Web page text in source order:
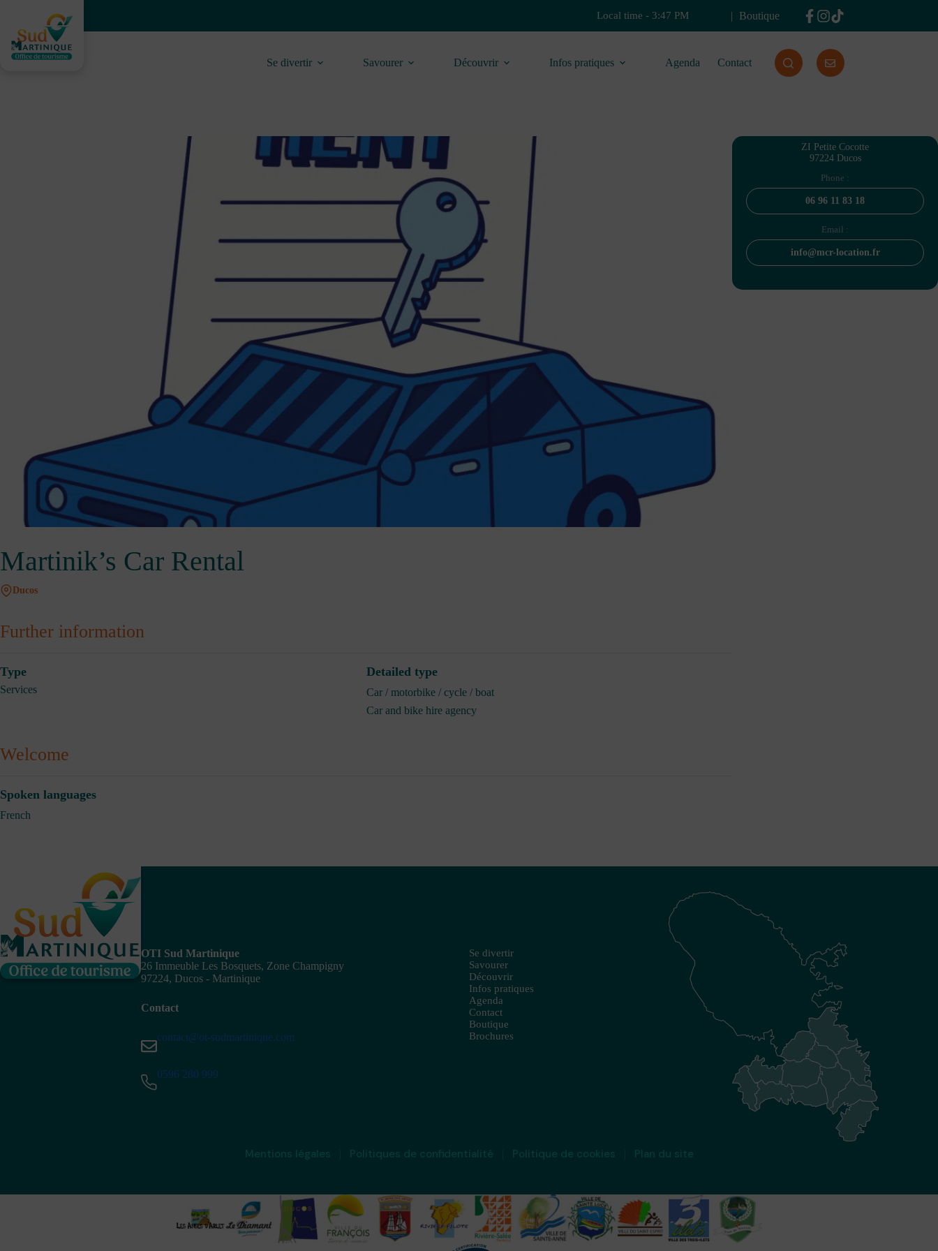
content
Local time - 3:47 PM Boutique
Se divertir Savourer Découvrir Infos pratiques Agenda Contact
Martinik’s Car Rental
Ducos
Further information
Type
Services
Detailed type
Car / motorbike / cycle / boat
Car and bike hire agency
Welcome
Spoken languages
French
ZI Petite Cocotte
97224 Ducos
Phone :
06 96 11 83 18
Email :
info@mcr-location.fr
OTI Sud Martinique
26 Immeuble Les Bosquets, Zone Champigny
97224, Ducos - Martinique
Contact
contact@ot-sudmartinique.com
0596 280 999
Se divertir
Savourer
Découvrir
Infos pratiques
Agenda
Contact
Boutique
Brochures
Mentions légales Politiques de confidentialité Politique de cookies Plan du site